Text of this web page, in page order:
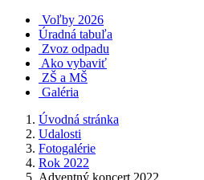
Voľby 2026
Úradná tabuľa
Zvoz odpadu
Ako vybaviť
ZŠ a MŠ
Galéria
Úvodná stránka
Udalosti
Fotogalérie
Rok 2022
Adventný koncert 2022